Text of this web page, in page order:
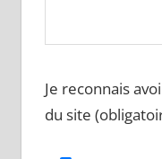
Je reconnais
du site